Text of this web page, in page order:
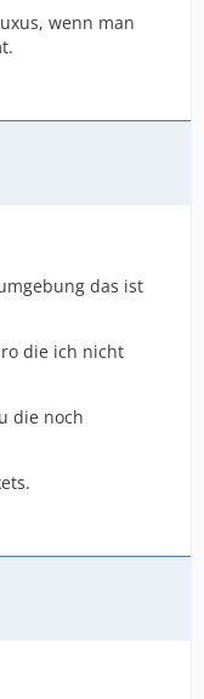
wenn man
das ist
die ich nicht
die noch